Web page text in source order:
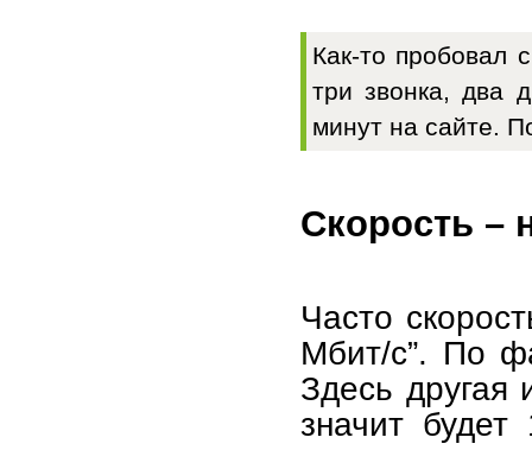
Как-то пробовал
три звонка, два
минут на сайте.
Скорость –
Часто
Мбит/с”. По
Здесь
значит